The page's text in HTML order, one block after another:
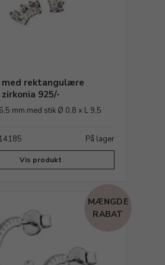
rektangulære
925/-
mm med stik Ø 0,8 x L 9,5
På lager
Vis produkt
MÆNGDE
RABAT